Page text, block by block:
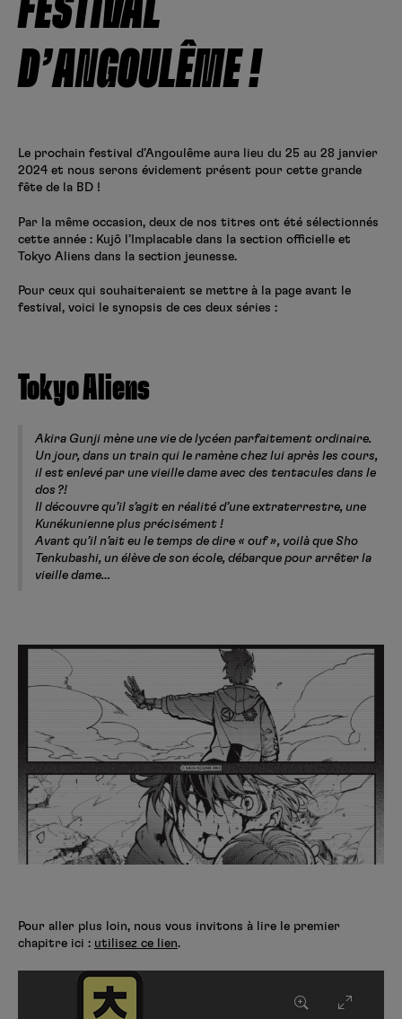
FESTIVAL
D’ANGOULÊME !
Le prochain festival d’Angoulême aura lieu du 25 au 28 janvier
2024 et nous serons évidement présent pour cette grande
fête de la BD !
Par la même occasion, deux de nos titres ont été sélectionnés
cette année : Kujô l’Implacable dans la section officielle et
Tokyo Aliens dans la section jeunesse.
Pour ceux qui souhaiteraient se mettre à la page avant le
festival, voici le synopsis de ces deux séries :
Tokyo Aliens
Akira Gunji mène une vie de lycéen parfaitement ordinaire.
Un jour, dans un train qui le ramène chez lui après les cours,
il est enlevé par une vieille dame avec des tentacules dans le
dos ?!
Il découvre qu’il s’agit en réalité d’une extraterrestre, une
Kunékunienne plus précisément !
Avant qu’il n’ait eu le temps de dire « ouf », voilà que Sho
Tenkubashi, un élève de son école, débarque pour arrêter la
vieille dame…
Pour aller plus loin, nous vous invitons à lire le premier
chapitre ici : utilisez ce lien.
Se connecter
Hunter x Hunter
Fire Force